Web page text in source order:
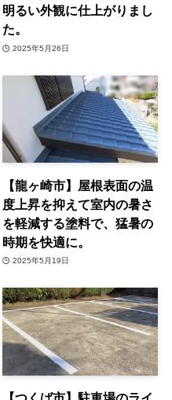
明るい外観に仕上がりまし
た。
2025年5月26日
【龍ヶ崎市】屋根表面の温
度上昇を抑えて室内の暑さ
を軽減する塗料で、猛暑の
時期を快適に。
2025年5月19日